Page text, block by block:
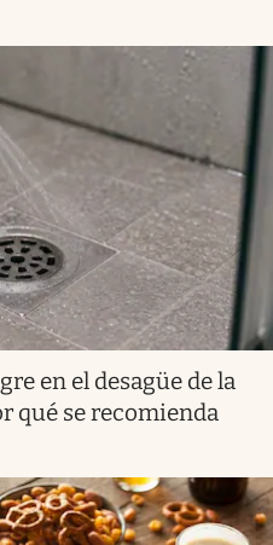
en el desagüe de la
qué se recomienda